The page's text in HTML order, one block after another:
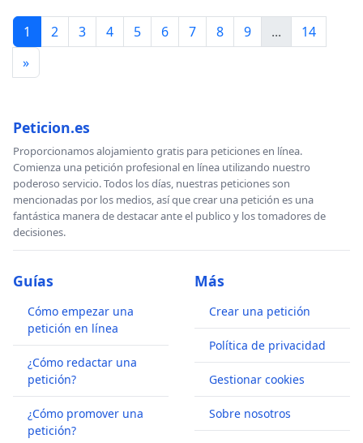
1 2 3 4 5 6 7 8 9 ...
14
»
Peticion.es
Proporcionamos alojamiento gratis para peticiones en línea.
Comienza una petición profesional en línea utilizando nuestro
poderoso servicio. Todos los días, nuestras peticiones son
mencionadas por los medios, así que crear una petición es una
fantástica manera de destacar ante el publico y los tomadores de
decisiones.
Guías
Cómo empezar una
petición en línea
¿Cómo redactar una
petición?
¿Cómo promover una
petición?
Más
Crear una petición
Política de privacidad
Gestionar cookies
Sobre nosotros